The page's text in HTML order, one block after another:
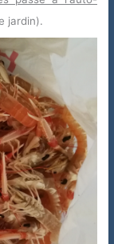
jardin).